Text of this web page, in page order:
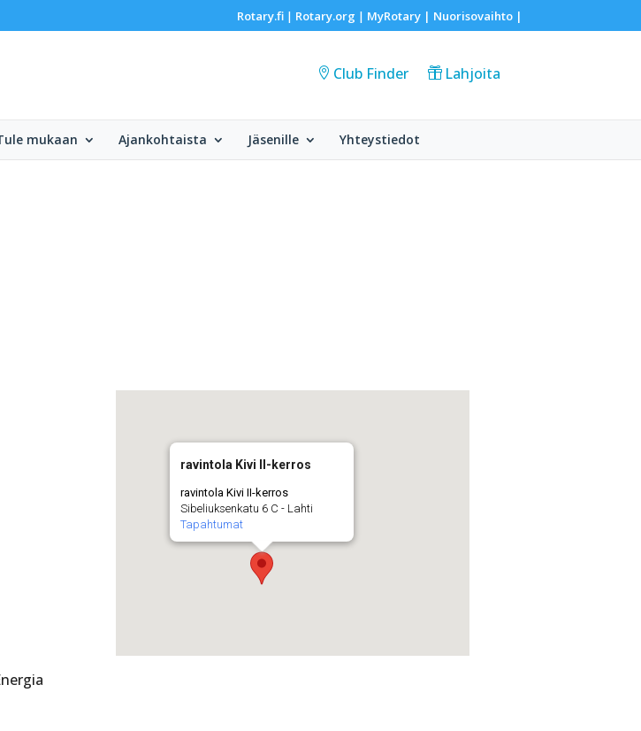
Rotary.fi| Rotary.org | MyRotary | Nuorisovaihto|
Club Finder Lahjoita
mukaan Ajankohtaista Jäsenille Yhteystiedot
ravintola Kivi II-kerros
ravintola Kivi II-kerros
Sibeliuksenkatu 6 C - Lahti
Tapahtumat